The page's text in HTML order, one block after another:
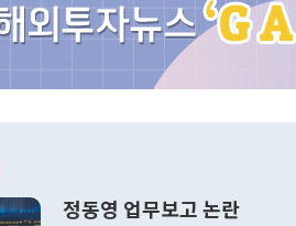
정동영 업무보고 논란